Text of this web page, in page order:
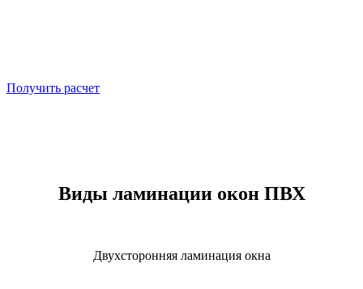
Получить расчет
Виды ламинации окон ПВХ
Двухсторонняя ламинация окна